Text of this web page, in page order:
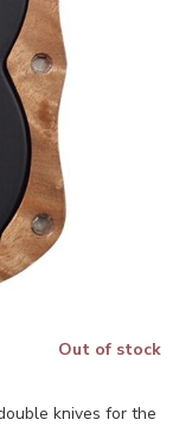
Out of stock
knives for the